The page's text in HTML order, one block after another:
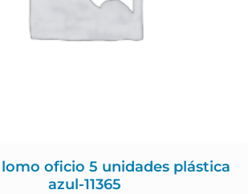
oficio 5 unidades plástica
azul-11365